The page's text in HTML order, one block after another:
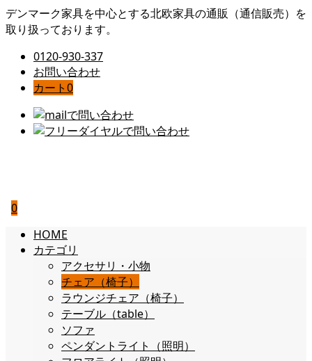
デンマーク家具を中心とする北欧家具の通販（通信販売）を
取り扱っております。
0120-930-337
お問い合わせ
カート0
0
HOME
カテゴリ
アクセサリ・小物
チェア（椅子）
ラウンジチェア（椅子）
テーブル（table）
ソファ
ペンダントライト（照明）